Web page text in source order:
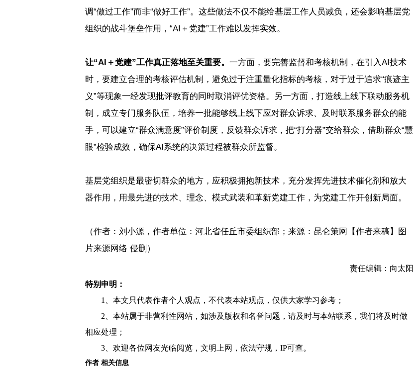
调“做过工作”而非“做好工作”。这些做法不仅不能给基层工作人员减负，还会影响基层党
组织的战斗堡垒作用，“AI ＋党建”工作难以发挥实效。
让“AI ＋党建”工作真正落地至关重要。 一方面，要完善监督和考核机制，在引入AI技术
时，要建立合理的考核评估机制，避免过于注重量化指标的考核，对于过于追求“痕迹主
义”等现象一经发现批评教育的同时取消评优资格。另一方面，打造线上线下联动服务机
制，成立专门服务队伍，培养一批能够线上线下应对群众诉求、及时联系服务群众的能
手，可以建立“群众满意度”评价制度，反馈群众诉求，把“打分器”交给群众，借助群众“慧
眼”检验成效，确保AI系统的决策过程被群众所监督。
基层党组织是最密切群众的地方，应积极拥抱新技术，充分发挥先进技术催化剂和放大
器作用，用最先进的技术、理念、模式武装和革新党建工作，为党建工作开创新局面。
（作者：刘小源，作者单位：河北省任丘市委组织部；来源：昆仑策网【作者来稿】图
片来源网络 侵删）
责任编辑：向太阳
特别申明：
1、本文只代表作者个人观点，不代表本站观点，仅供大家学习参考；
2、本站属于非营利性网站，如涉及版权和名誉问题，请及时与本站联系，我们将及时做
相应处理；
3、欢迎各位网友光临阅览，文明上网，依法守规，IP可查。
作者 相关信息